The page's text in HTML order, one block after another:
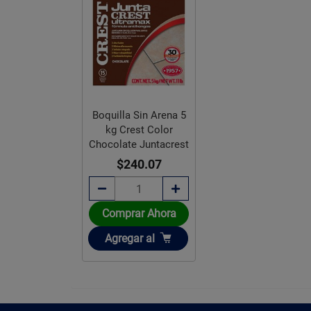
Boquilla Sin Arena 5
kg Crest Color
Chocolate Juntacrest
$240.07
Comprar Ahora
Añadir
Agregar al